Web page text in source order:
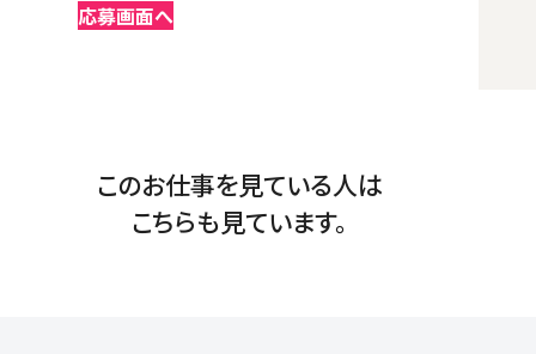
応募画面へ
このお仕事を見ている人は
こちらも見ています。